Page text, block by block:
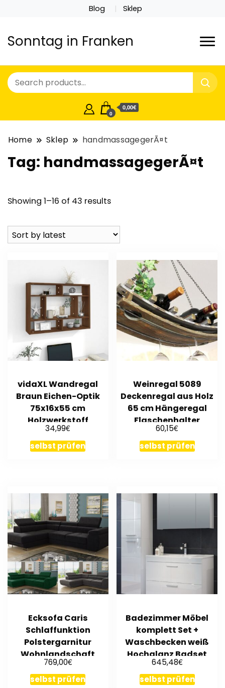
Blog Sklep
Sonntag in Franken
0
0,00€
Home Sklep handmassagegerÃ¤t
Tag: handmassagegerÃ¤t
Showing 1–16 of 43 results
vidaXL Wandregal
Braun Eichen-Optik
75x16x55 cm
Holzwerkstoff
34,99€
selbst prüfen
Weinregal 5089
Deckenregal aus Holz
65 cm Hängeregal
Flaschenhalter
Flaschenregal
60,15€
selbst prüfen
Ecksofa Caris
Schlaffunktion
Polstergarnitur
Wohnlandschaft
einstellbare
Kopfstützen
769,00€
selbst prüfen
Badezimmer Möbel
komplett Set +
Waschbecken weiß
Hochglanz Badset
hängend Devon
645,48€
selbst prüfen